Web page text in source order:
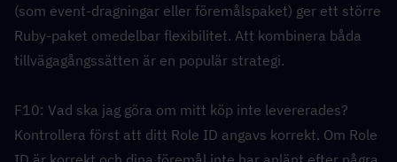
(som event-dragningar eller föremålspaket) ger ett större
Ruby-paket omedelbar flexibilitet. Att kombinera båda
tillvägagångssätten är en populär strategi.
F10: Vad ska jag göra om mitt köp inte levererades?
Kontrollera först att ditt Role ID angavs korrekt. Om Role